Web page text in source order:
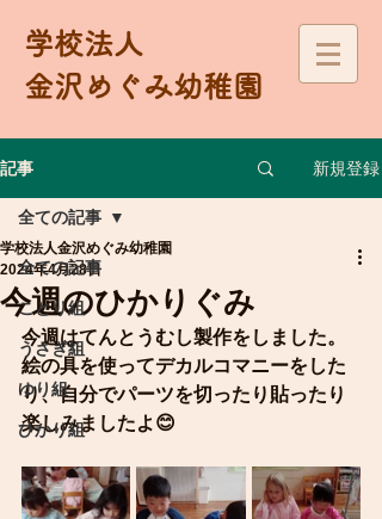
学校法人
金沢めぐみ幼稚園
記事 新規登録
全ての記事
ことり組
うさぎ組
ゆり組
ひかり組
全ての記事
今週のひかりぐみ
学校法人金沢めぐみ幼稚園
2024年4月28日
今週はてんとうむし製作をしました。
絵の具を使ってデカルコマニーをした
り、自分でパーツを切ったり貼ったり
楽しみましたよ😊